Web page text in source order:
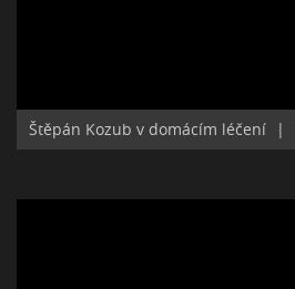
Štěpán Kozub v domácím léčení |